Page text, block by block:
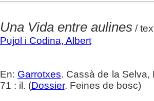
Una Vida entre aulines/
Pujol i Codina, Albert
En: Garrotxes. Cassà de la Selva,
71 : il. (Dossier. Feines de bosc)